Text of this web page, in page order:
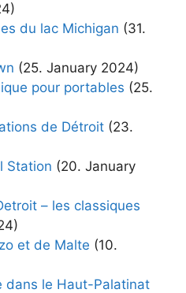
du lac Michigan (31.
(25. January 2024)
pour portables (25.
de Détroit (23.
Station (20. January
– les classiques
et de Malte (10.
dans le Haut-Palatinat